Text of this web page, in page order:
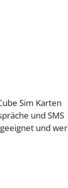
Sim Karten
und SMS
und wer